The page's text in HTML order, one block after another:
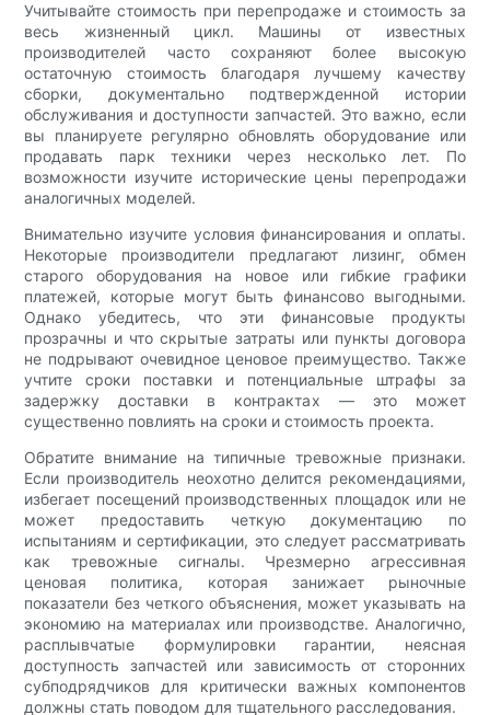
Учитывайте стоимость при перепродаже и стоимость за
весь жизненный цикл. Машины от известных
производителей часто сохраняют более высокую
остаточную стоимость благодаря лучшему качеству
сборки, документально подтвержденной истории
обслуживания и доступности запчастей. Это важно, если
вы планируете регулярно обновлять оборудование или
продавать парк техники через несколько лет. По
возможности изучите исторические цены перепродажи
аналогичных моделей.
Внимательно изучите условия финансирования и оплаты.
Некоторые производители предлагают лизинг, обмен
старого оборудования на новое или гибкие графики
платежей, которые могут быть финансово выгодными.
Однако убедитесь, что эти финансовые продукты
прозрачны и что скрытые затраты или пункты договора
не подрывают очевидное ценовое преимущество. Также
учтите сроки поставки и потенциальные штрафы за
задержку доставки в контрактах — это может
существенно повлиять на сроки и стоимость проекта.
Обратите внимание на типичные тревожные признаки.
Если производитель неохотно делится рекомендациями,
избегает посещений производственных площадок или не
может предоставить четкую документацию по
испытаниям и сертификации, это следует рассматривать
как тревожные сигналы. Чрезмерно агрессивная
ценовая политика, которая занижает рыночные
показатели без четкого объяснения, может указывать на
экономию на материалах или производстве. Аналогично,
расплывчатые формулировки гарантии, неясная
доступность запчастей или зависимость от сторонних
субподрядчиков для критически важных компонентов
должны стать поводом для тщательного расследования.